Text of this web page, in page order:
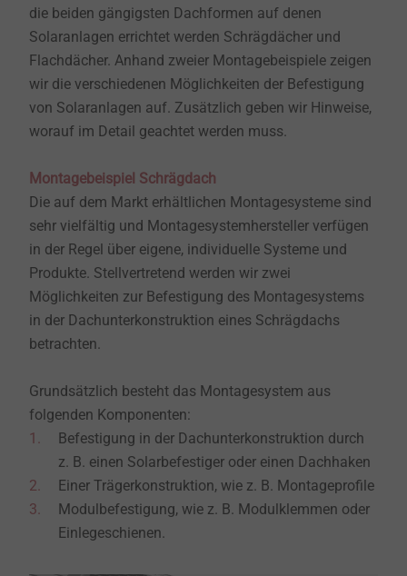
die beiden gängigsten Dachformen auf denen
Solaranlagen errichtet werden Schrägdächer und
Flachdächer. Anhand zweier Montagebeispiele zeigen
wir die verschiedenen Möglichkeiten der Befestigung
von Solaranlagen auf. Zusätzlich geben wir Hinweise,
worauf im Detail geachtet werden muss.
Montagebeispiel Schrägdach
Die auf dem Markt erhältlichen Montagesysteme sind
sehr vielfältig und Montagesystemhersteller verfügen
in der Regel über eigene, individuelle Systeme und
Produkte. Stellvertretend werden wir zwei
Möglichkeiten zur Befestigung des Montagesystems
in der Dachunterkonstruktion eines Schrägdachs
betrachten.
Grundsätzlich besteht das Montagesystem aus
folgenden Komponenten:
Befestigung in der Dachunterkonstruktion durch
z. B. einen Solarbefestiger oder einen Dachhaken
Einer Trägerkonstruktion, wie z. B. Montageprofile
Modulbefestigung, wie z. B. Modulklemmen oder
Einlegeschienen.